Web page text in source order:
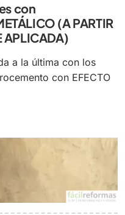
con
(A PARTIR
APLICADA)
a la última con los
con EFECTO